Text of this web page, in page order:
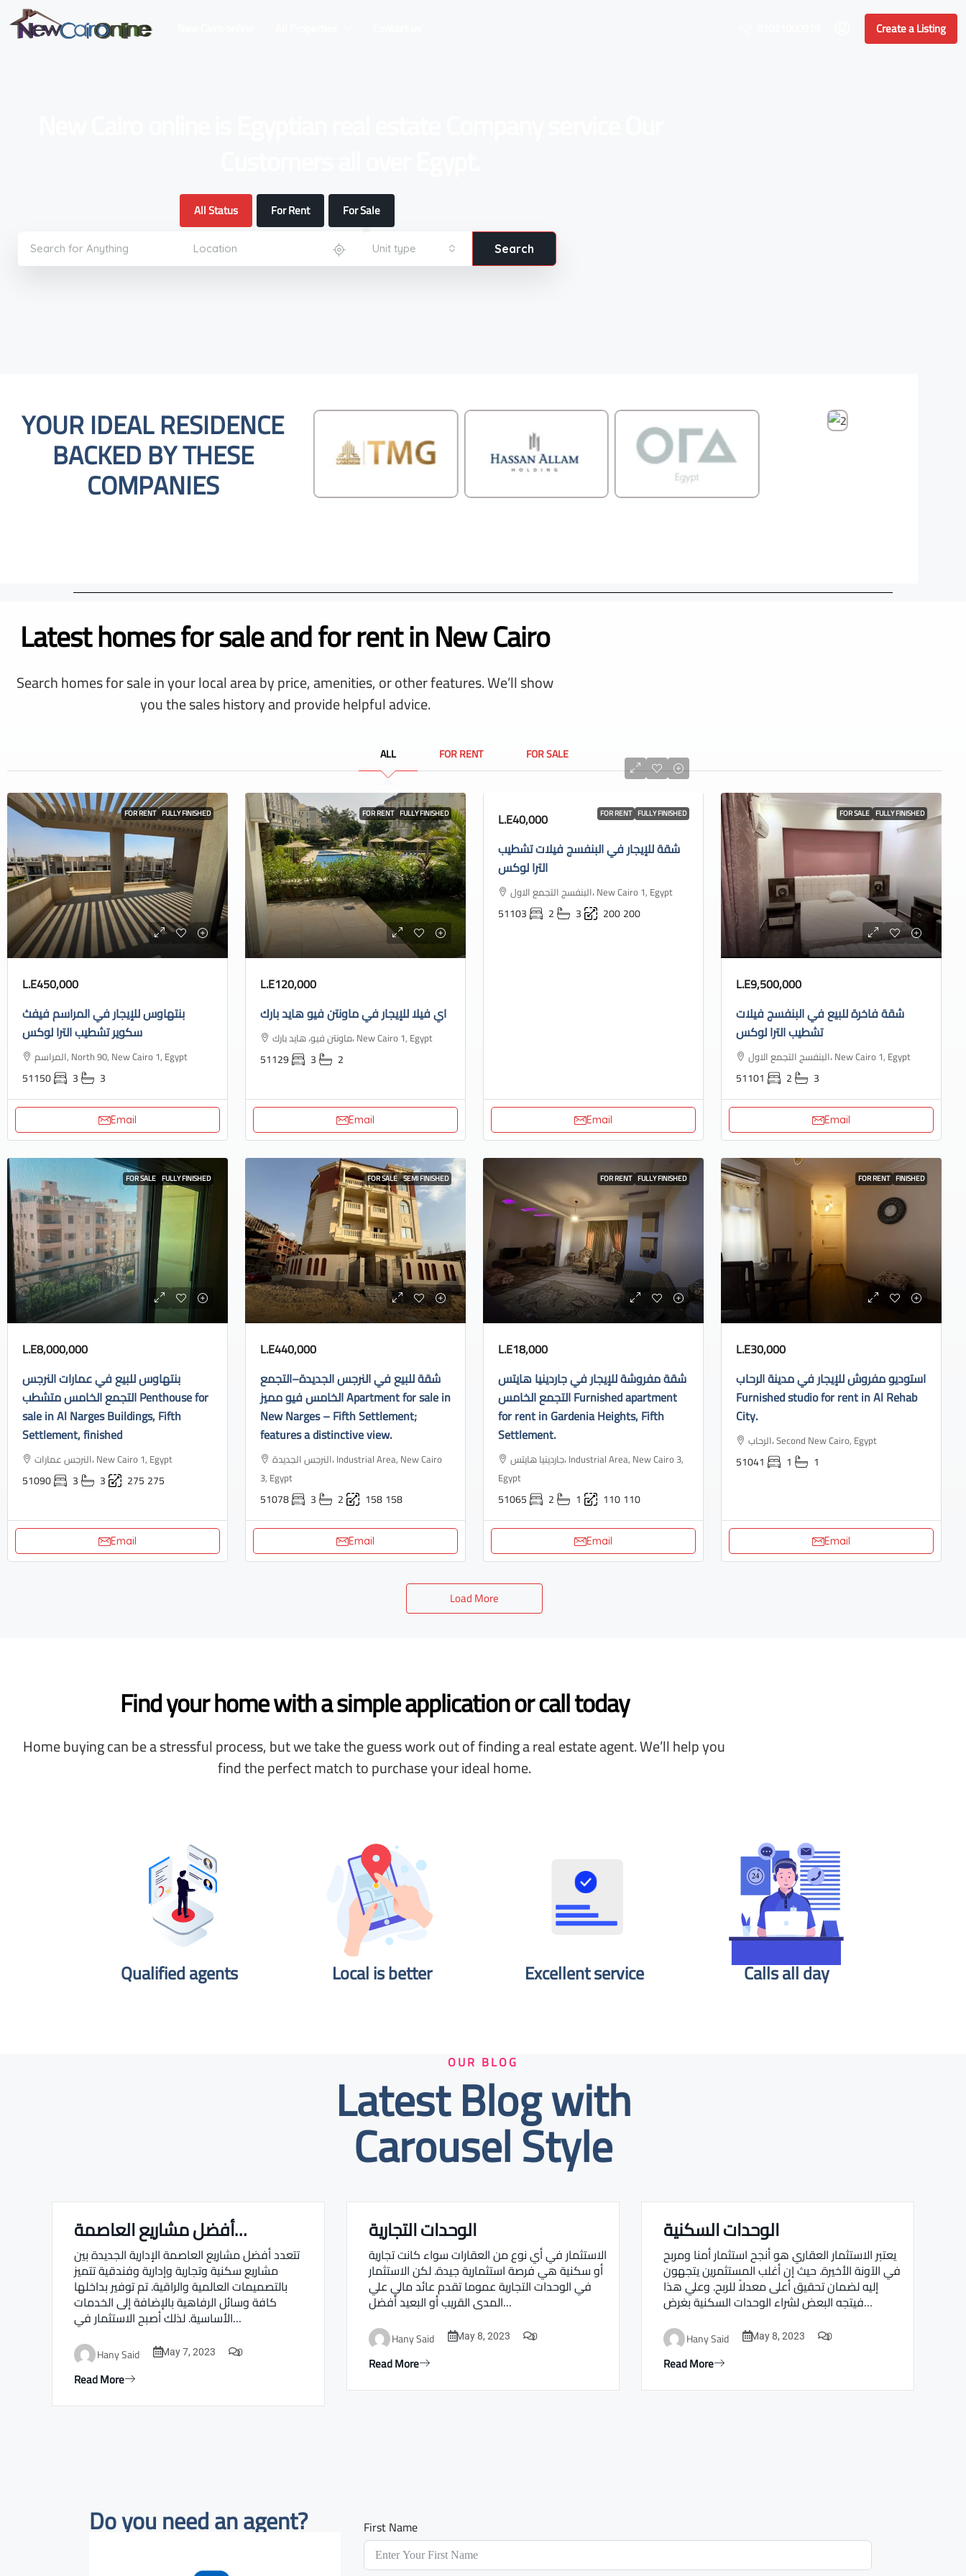
Create a Listing
All Status For Rent For Sale
Unit type Search
YOUR IDEAL RESIDENCE
BACKED BY THESE
COMPANIES
Latest homes for sale and for rent in New Cairo
Search homes for sale in your local area by price, amenities, or other features. We’ll show
you the sales history and provide helpful advice.
ALL FOR RENT FOR SALE
FOR RENT FULLY FINISHED
L.E450,000
بنتهاوس للإيجار في المراسم فيفث
سكوير تشطيب الترا لوكس
المراسم, North 90, New Cairo 1, Egypt
51150 3 3
Email
FOR RENT FULLY FINISHED
L.E120,000
اي فيلا للإيجار في ماونتن فيو هايد بارك
ماونتن فيو، هايد بارك، New Cairo 1, Egypt
51129 3 2
Email
FOR RENT FULLY FINISHED
L.E40,000
شقة للإيجار في البنفسج فيلات تشطيب
الترا لوكس
البنفسج التجمع الاول، New Cairo 1, Egypt
51103 2 3 200200
Email
FOR SALE FULLY FINISHED
L.E9,500,000
شقة فاخرة للبيع في البنفسج فيلات
تشطيب الترا لوكس
البنفسج التجمع الاول، New Cairo 1, Egypt
51101 2 3
Email
FOR SALE FULLY FINISHED
L.E8,000,000
بنتهاوس للبيع في عمارات النرجس
التجمع الخامس متشطب Penthouse for
sale in Al Narges Buildings, Fifth
Settlement, finished
النرجس عمارات، New Cairo 1, Egypt
51090 3 3 275 275
Email
FOR SALE SEMI FINISHED
L.E440,000
شقة للبيع في النرجس الجديدة–التجمع
الخامس فيو مميز Apartment for sale in
New Narges – Fifth Settlement;
features a distinctive view.
النرجس الجديدة، Industrial Area, New Cairo
3, Egypt
51078 3 2 158158
Email
FOR RENT FULLY FINISHED
L.E18,000
شقة مفروشة للإيجار في جاردينيا هايتس
التجمع الخامس Furnished apartment
for rent in Gardenia Heights, Fifth
Settlement.
جاردينيا هايتس، Industrial Area, New Cairo 3,
Egypt
51065 2 1 110110
Email
FOR RENT FINISHED
L.E30,000
استوديو مفروش للإيجار في مدينة الرحاب
Furnished studio for rent in Al Rehab
City.
الرحاب، Second New Cairo, Egypt
51041 1 1
Email
Load More
Find your home with a simple application or call today
Home buying can be a stressful process, but we take the guess work out of finding a real estate agent. We’ll help you
find the perfect match to purchase your ideal home.
Qualified agents​ Local is better​ Excellent service Calls all day
OUR BLOG
Latest Blog with
Carousel Style
Real estate Estate ville أفضل مشاريع العاصمة…
تتعدد أفضل مشاريع العاصمة الإدارية الجديدة بين
مشاريع سكنية وتجارية وإدارية وفندقية تتميز
بالتصميمات العالمية والراقية. تم توفير بداخلها
كافة وسائل الرفاهية بالإضافة إلى الخدمات
الأساسية. لذلك أصبح الاستثمار في…
Hany Said May 7, 2023 0
Read More
Real estate Estate ville
الوحدات التجارية
الاستثمار في أي نوع من العقارات سواء كانت تجارية
أو سكنية هي فرصة استثمارية جيدة. لكن الاستثمار
في الوحدات التجارية عموما تقدم عائد مالي علي
المدى القريب أو البعيد أفضل…
Hany Said May 8, 2023 0
Read More
Real estate Estate ville
الوحدات السكنية
يعتبر الاستثمار العقاري هو أنجح استثمار أمنا ومربح
في الآونة الأخيرة. حيث إن أغلب المستثمرين يتجهون
إليه لضمان تحقيق أعلى معدلاً للربح. وعلي هذا
فيتجه البعض لشراء الوحدات السكنية بغرض…
Hany Said May 8, 2023 0
Read More
Do you need an agent?​ First Name